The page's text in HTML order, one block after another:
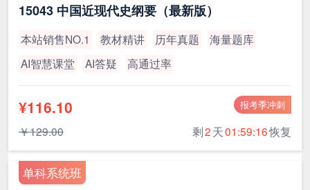
15043 中国近现代史纲要（最新版）
本站销售NO.1 教材精讲 历年真题
海量题库
AI智慧课堂
AI答疑 高通过率
报考季冲刺
¥116.10
￥129.00 剩2天01:59:15恢复
单科系统班